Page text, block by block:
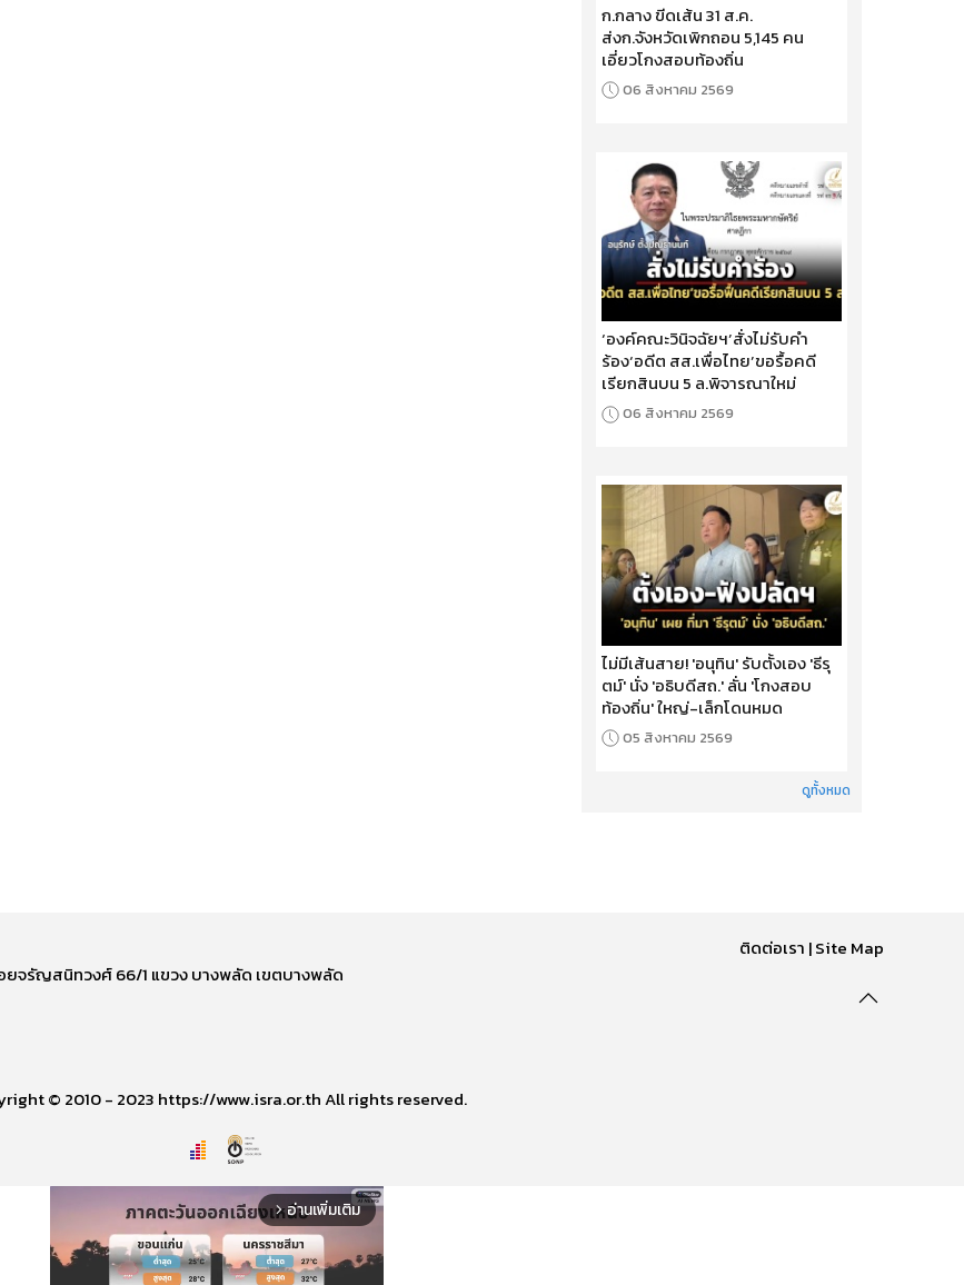
ก.กลาง ขีดเส้น 31 ส.ค.
ส่งก.จังหวัดเพิกถอน 5,145 คน
เอี่ยวโกงสอบท้องถิ่น
06 สิงหาคม 2569
‘องค์คณะวินิจฉัยฯ’สั่งไม่รับคำ
ร้อง‘อดีต สส.เพื่อไทย’ขอรื้อคดี
เรียกสินบน 5 ล.พิจารณาใหม่
06 สิงหาคม 2569
ไม่มีเส้นสาย! 'อนุทิน' รับตั้งเอง 'ธีรุ
ตม์' นั่ง 'อธิบดีสถ.' ลั่น 'โกงสอบ
ท้องถิ่น' ใหญ่-เล็กโดนหมด
05 สิงหาคม 2569
ดูทั้งหมด
อยจรัญสนิทวงศ์ 66/1 แขวง บางพลัด เขตบางพลัด
ติดต่อเรา |Site Map
© 2010 - 2023 https://www.isra.or.th All rights reserved.
arrow_forward_ios อ่านเพิ่มเติม